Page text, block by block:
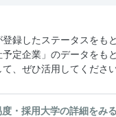
録したステータスをも
定企業」のデータをも
、ぜひ活用してください
・採用大学の詳細をみる